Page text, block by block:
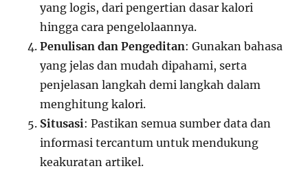
yang logis, dari pengertian dasar kalori
hingga cara pengelolaannya.
Penulisan dan Pengeditan: Gunakan bahasa
yang jelas dan mudah dipahami, serta
penjelasan langkah demi langkah dalam
menghitung kalori.
Situsasi: Pastikan semua sumber data dan
informasi tercantum untuk mendukung
keakuratan artikel.